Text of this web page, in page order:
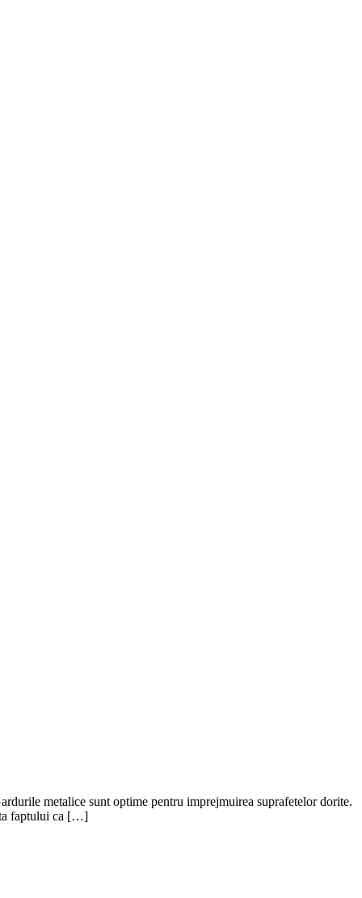
metalice sunt optime pentru imprejmuirea suprafetelor dorite.
faptului ca […]